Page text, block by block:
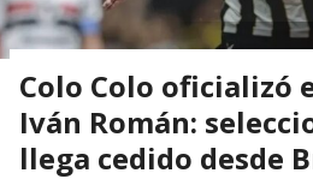
Colo Colo oficializó
Iván Román:
llega cedido desde